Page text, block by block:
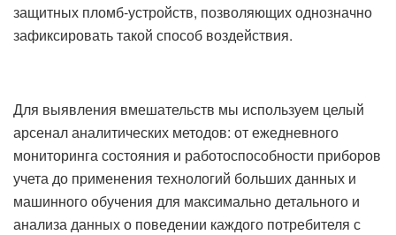
защитных пломб-устройств, позволяющих однозначно
зафиксировать такой способ воздействия.
Для выявления вмешательств мы используем целый
арсенал аналитических методов: от ежедневного
мониторинга состояния и работоспособности приборов
учета до применения технологий больших данных и
машинного обучения для максимально детального и
анализа данных о поведении каждого потребителя с